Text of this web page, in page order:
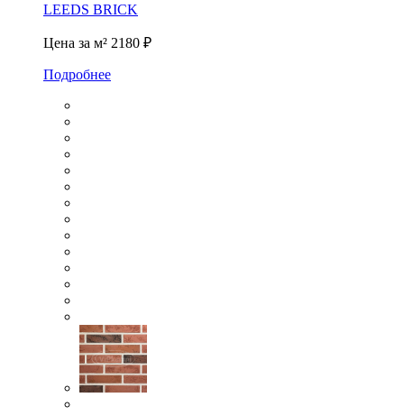
LEEDS BRICK
Цена за м² 2180 ₽
Подробнее